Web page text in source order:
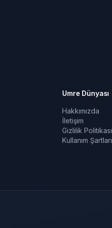
Umre Dünyası
Hakkımızda
İletişim
Gizlilik Politikası
Kullanım Şartları